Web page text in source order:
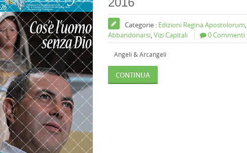
Categorie : Edizioni Regina Apostolorum,
Abbandonarsi,Vizi Capitali 0 Commenti
Angeli & Arcangeli
CONTINUA